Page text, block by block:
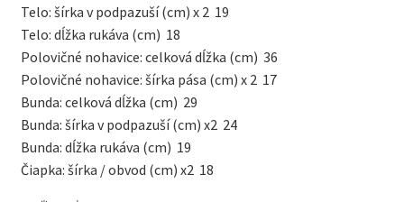
Telo: šírka v podpazuší (cm) x 2 19
Telo: dĺžka rukáva (cm) 18
Polovičné nohavice: celková dĺžka (cm) 36
Polovičné nohavice: šírka pása (cm) x 2 17
Bunda: celková dĺžka (cm) 29
Bunda: šírka v podpazuší (cm) x2 24
Bunda: dĺžka rukáva (cm) 19
Čiapka: šírka / obvod (cm) x2 18